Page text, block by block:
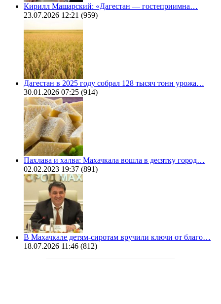
Кирилл Машарский: «Дагестан — гостеприимна…
23.07.2026 12:21 (959)
Дагестан в 2025 году собрал 128 тысяч тонн урожа…
30.01.2026 07:25 (914)
Пахлава и халва: Махачкала вошла в десятку город…
02.02.2023 19:37 (891)
В Махачкале детям-сиротам вручили ключи от благо…
18.07.2026 11:46 (812)